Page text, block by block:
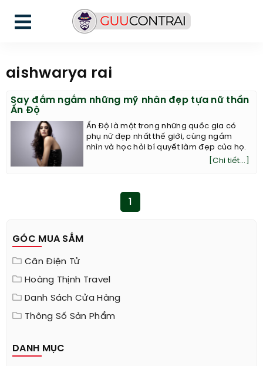
aishwarya rai
Say đắm ngắm những mỹ nhân đẹp tựa nữ thần
Ấn Độ
Ấn Độ là một trong những quốc gia có
phụ nữ đẹp nhất thế giới, cùng ngắm
nhìn và học hỏi bí quyết làm đẹp của họ.
[Chi tiết...]
GÓC MUA SẮM
Cân Điện Tử
Hoàng Thịnh Travel
Danh Sách Cửa Hàng
Thông Số Sản Phẩm
DANH MỤC